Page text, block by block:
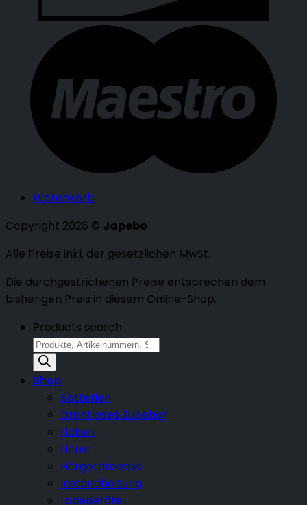
Warenkorb
Copyright 2026 © Japebo
Alle Preise inkl. der gesetzlichen MwSt.
Die durchgestrichenen Preise entsprechen dem
bisherigen Preis in diesem Online-Shop.
Products search
Shop
Batterien
Drahtloses Zubehör
Haken
Hörer
Hörgeräteetuis
Instandhaltung
Ladegeräte